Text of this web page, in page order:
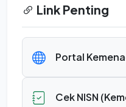
Link Penting
Portal
Cek NISN